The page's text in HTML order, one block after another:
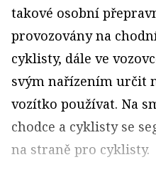
takové osobní
provozovány na
cyklisty, dále ve
svým nařízením určit
vozítko používat. Na
chodce a cyklisty se
na straně pro cyklisty.